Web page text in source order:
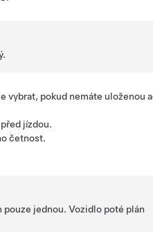
vybrat, pokud nemáte uloženou
jízdou.
četnost.
pouze jednou. Vozidlo poté plán